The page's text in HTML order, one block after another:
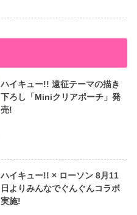
ハイキュー!! 遠征テーマの描き
下ろし「Miniクリアポーチ」発
売!
ハイキュー!! × ローソン 8月11
日よりみんなでぐんぐんコラボ
実施!